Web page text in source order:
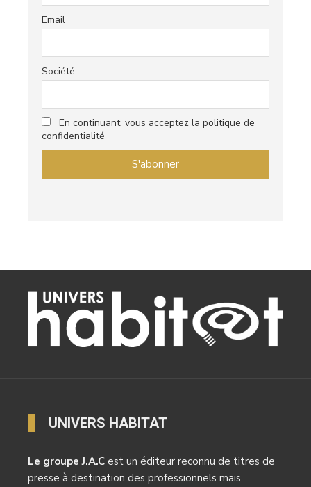
Email
Société
En continuant, vous acceptez la politique de
confidentialité
UNIVERS HABITAT
Le groupe J.A.C est un éditeur reconnu de titres de
presse à destination des professionnels mais